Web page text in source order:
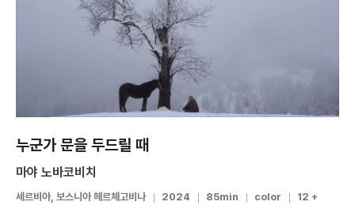
누군가 문을 두드릴 때
마야 노바코비치
세르비아, 보스니아 헤르체고비나 2024 85min color 12 +